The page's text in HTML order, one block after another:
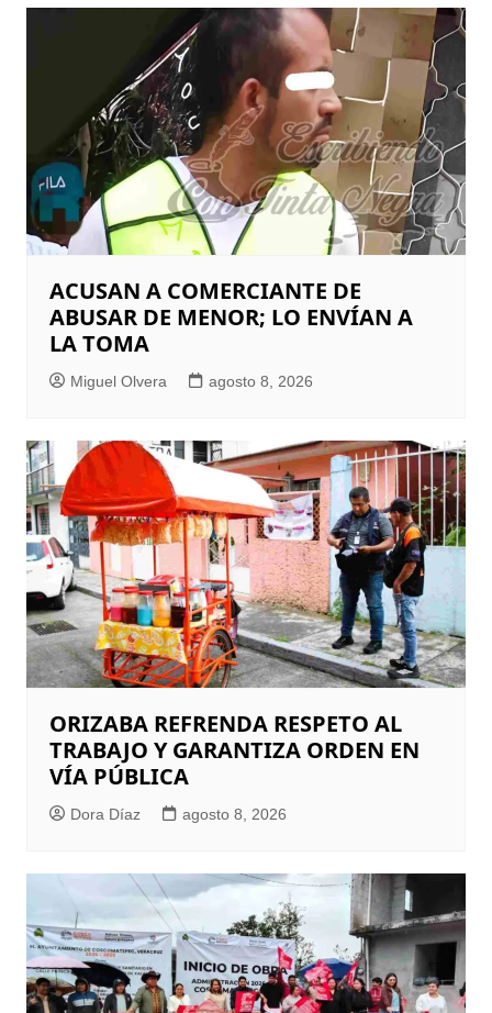
entradas
ACUSAN A COMERCIANTE DE
ABUSAR DE MENOR; LO ENVÍAN A
LA TOMA
Miguel Olvera agosto 8, 2026
ORIZABA REFRENDA RESPETO AL
TRABAJO Y GARANTIZA ORDEN EN
VÍA PÚBLICA
Dora Díaz agosto 8, 2026